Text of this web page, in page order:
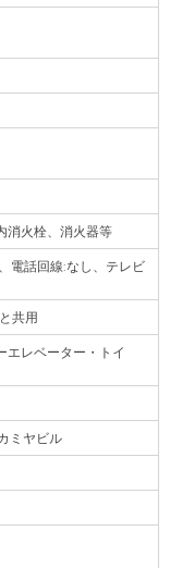
消火栓、消火器等
電話回線:なし、テレビ
共用
エレベーター・トイ
ミヤビル